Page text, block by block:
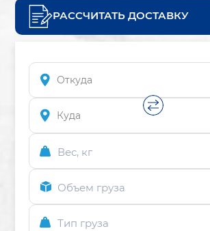
РАССЧИТАТЬ ДОСТАВКУ
Вес, кг
Объем груза
Тип груза